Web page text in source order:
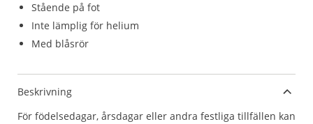
Stående på fot
Inte lämplig för helium
Med blåsrör
Beskrivning
För födelsedagar, årsdagar eller andra festliga tillfällen kan